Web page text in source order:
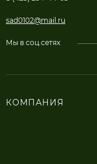
sad0102@mail.ru
Мы в соц.сетях
КОМПАНИЯ